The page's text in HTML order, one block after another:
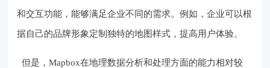
和交互功能，能够满足企业不同的需求。例如，企业可以根
据自己的品牌形象定制独特的地图样式，提高用户体验。
但是，Mapbox在地理数据分析和处理方面的能力相对较